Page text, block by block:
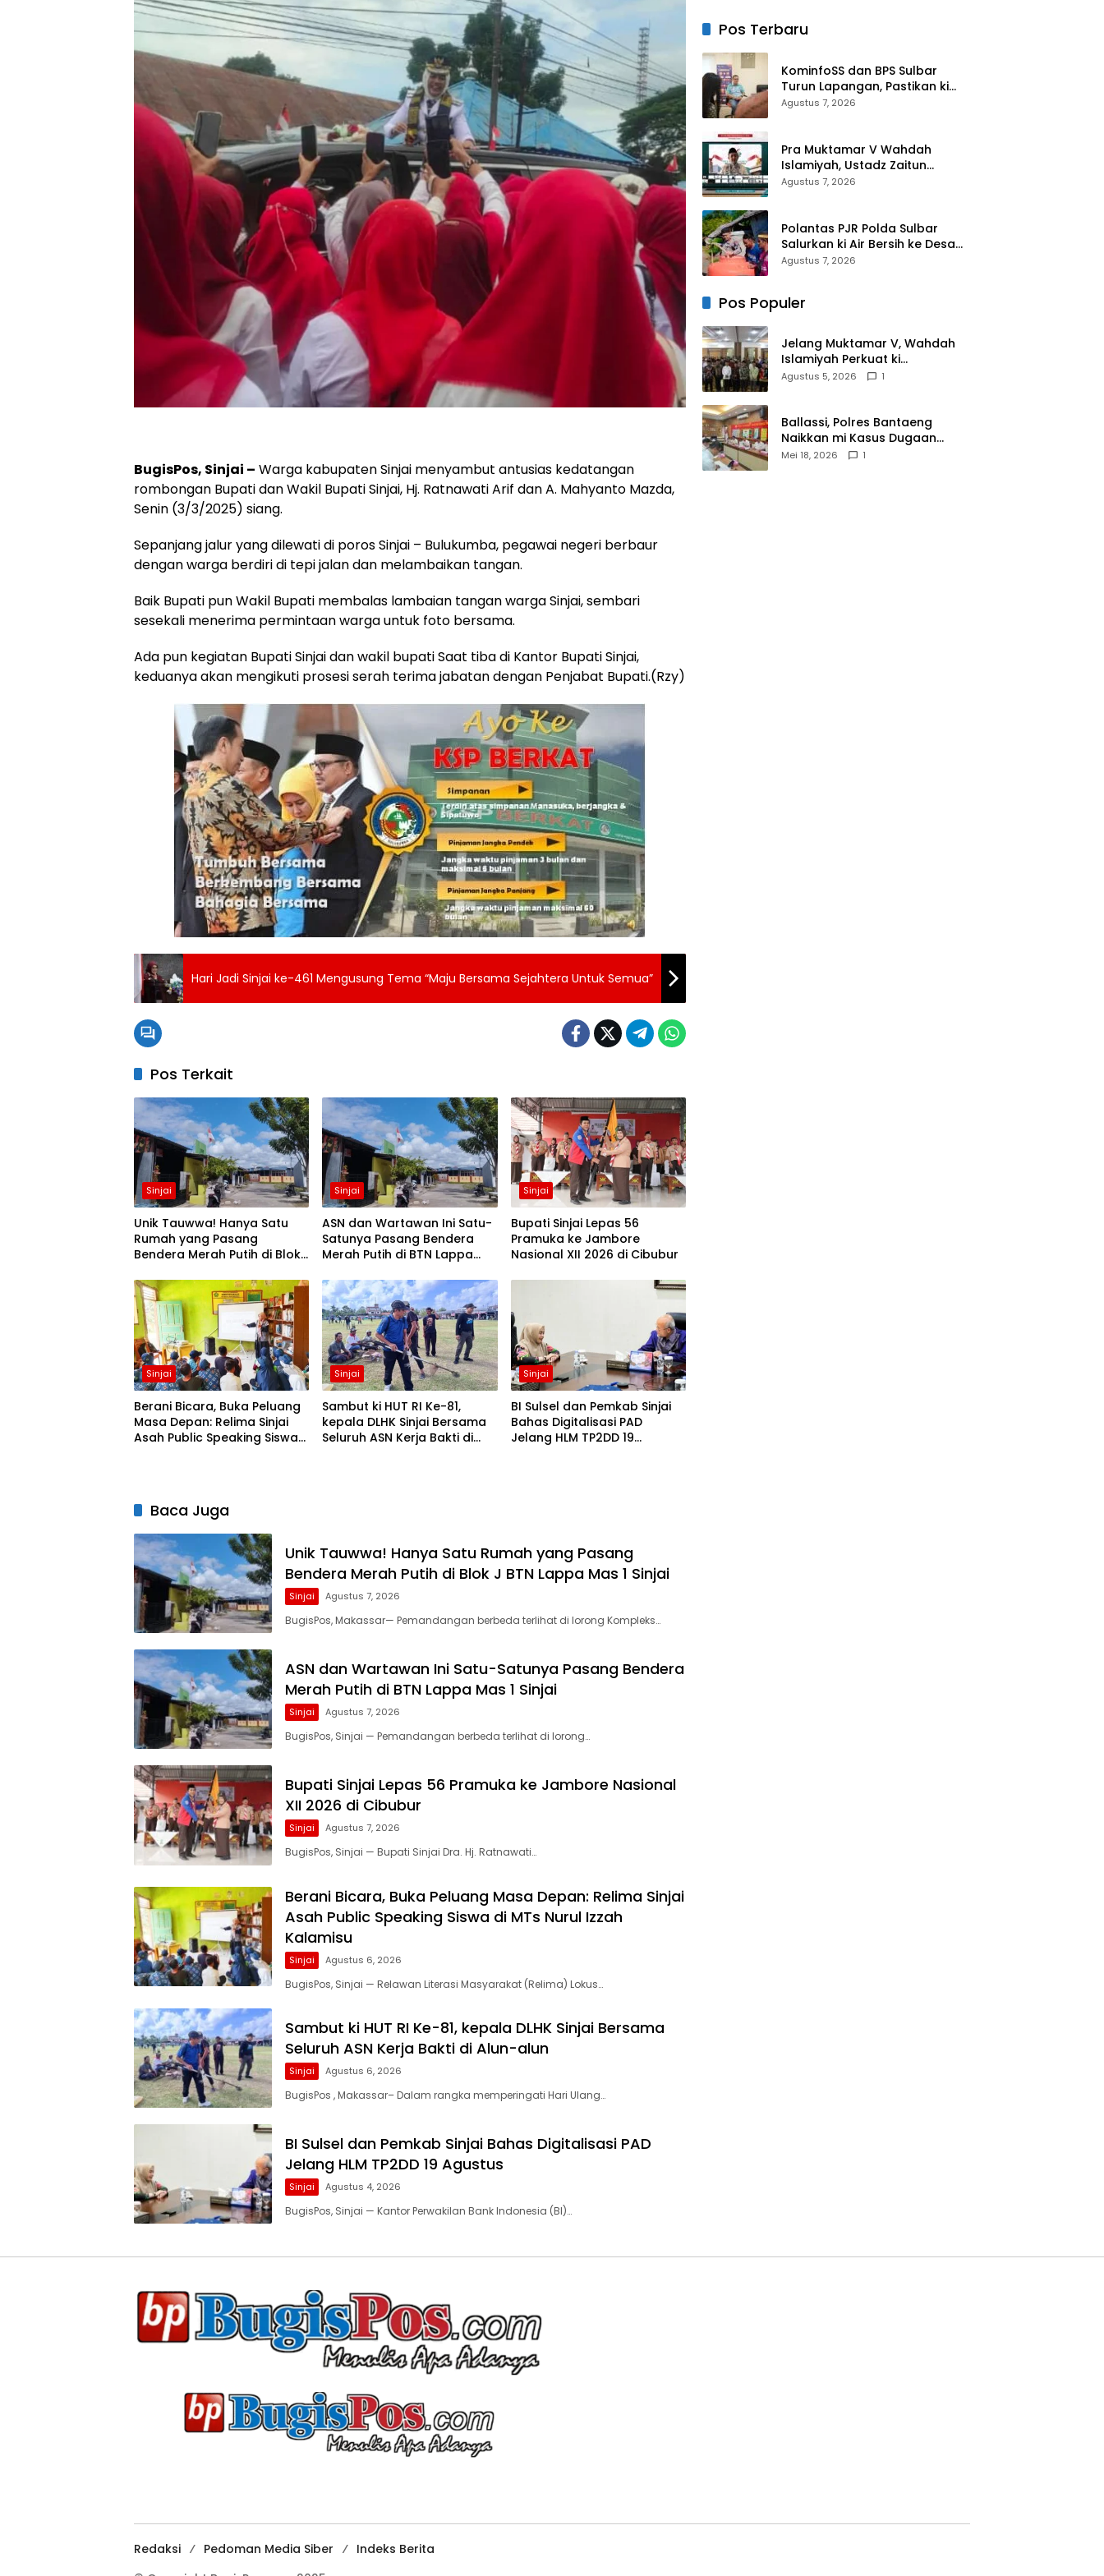
BugisPos, Sinjai – Warga kabupaten Sinjai menyambut antusias kedatangan
rombongan Bupati dan Wakil Bupati Sinjai, Hj. Ratnawati Arif dan A. Mahyanto Mazda,
Senin (3/3/2025) siang.
Sepanjang jalur yang dilewati di poros Sinjai – Bulukumba, pegawai negeri berbaur
dengan warga berdiri di tepi jalan dan melambaikan tangan.
Baik Bupati pun Wakil Bupati membalas lambaian tangan warga Sinjai, sembari
sesekali menerima permintaan warga untuk foto bersama.
Ada pun kegiatan Bupati Sinjai dan wakil bupati Saat tiba di Kantor Bupati Sinjai,
keduanya akan mengikuti prosesi serah terima jabatan dengan Penjabat Bupati.(Rzy)
Hari Jadi Sinjai ke-461 Mengusung Tema “Maju Bersama Sejahtera Untuk Semua”
Pos Terkait
Sinjai
Unik Tauwwa! Hanya Satu
Rumah yang Pasang
Bendera Merah Putih di Blok
Sinjai
ASN dan Wartawan Ini Satu-
Satunya Pasang Bendera
Merah Putih di BTN Lappa
Sinjai
Bupati Sinjai Lepas 56
Pramuka ke Jambore
Nasional XII 2026 di Cibubur
Sinjai
Berani Bicara, Buka Peluang
Masa Depan: Relima Sinjai
Asah Public Speaking Siswa
Sinjai
Sambut ki HUT RI Ke-81,
kepala DLHK Sinjai Bersama
Seluruh ASN Kerja Bakti di
Sinjai
BI Sulsel dan Pemkab Sinjai
Bahas Digitalisasi PAD
Jelang HLM TP2DD 19
Baca Juga
Unik Tauwwa! Hanya Satu Rumah yang Pasang
Bendera Merah Putih di Blok J BTN Lappa Mas 1 Sinjai
Sinjai Agustus 7, 2026
BugisPos, Makassar— Pemandangan berbeda terlihat di lorong Kompleks…
ASN dan Wartawan Ini Satu-Satunya Pasang Bendera
Merah Putih di BTN Lappa Mas 1 Sinjai
Sinjai Agustus 7, 2026
BugisPos, Sinjai — Pemandangan berbeda terlihat di lorong…
Bupati Sinjai Lepas 56 Pramuka ke Jambore Nasional
XII 2026 di Cibubur
Sinjai Agustus 7, 2026
BugisPos, Sinjai — Bupati Sinjai Dra. Hj. Ratnawati…
Berani Bicara, Buka Peluang Masa Depan: Relima Sinjai
Asah Public Speaking Siswa di MTs Nurul Izzah
Kalamisu
Sinjai Agustus 6, 2026
BugisPos, Sinjai — Relawan Literasi Masyarakat (Relima) Lokus…
Sambut ki HUT RI Ke-81, kepala DLHK Sinjai Bersama
Seluruh ASN Kerja Bakti di Alun-alun
Sinjai Agustus 6, 2026
BugisPos , Makassar– Dalam rangka memperingati Hari Ulang…
BI Sulsel dan Pemkab Sinjai Bahas Digitalisasi PAD
Jelang HLM TP2DD 19 Agustus
Sinjai Agustus 4, 2026
BugisPos, Sinjai — Kantor Perwakilan Bank Indonesia (BI)…
Dakwah
Anak Yatim
Memohon
Keberkahan
Keamanan
Negeri
Kasat,
Kasiwas, dan
Pelantikan
Kasi Humas
Santunan
Kematian
Pos Terbaru
KominfoSS dan BPS Sulbar
Turun Lapangan, Pastikan ki
Sensus Ekonomi 2026 Berjalan
Agustus 7, 2026
Pra Muktamar V Wahdah
Islamiyah, Ustadz Zaitun
Rasmin: Momentum Perkuat
Agustus 7, 2026
Polantas PJR Polda Sulbar
Salurkan ki Air Bersih ke Desa
Saloleyang, Bantuan Nyata di
Agustus 7, 2026
Pos Populer
Jelang Muktamar V, Wahdah
Islamiyah Perkuat ki
Wasathiyah dan Kebangsaan
Agustus 5, 2026 1
Ballassi, Polres Bantaeng
Naikkan mi Kasus Dugaan
Korupsi PDAM ke Penyidikan
Mei 18, 2026 1
Redaksi Pedoman Media Siber
Indeks Berita